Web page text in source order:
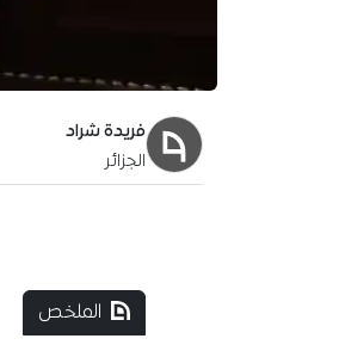
فريدة شراد
الجزائر
الملخص